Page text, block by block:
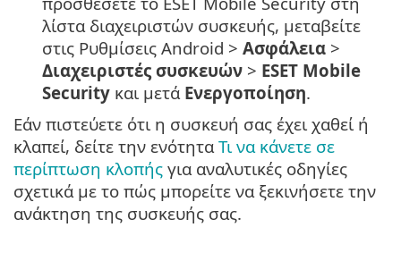
λίστα διαχειριστών συσκευής, μεταβείτε
στις Ρυθμίσεις Android > Ασφάλεια >
Διαχειριστές συσκευών > ESET Mobile
Security και μετά Ενεργοποίηση.
Εάν πιστεύετε ότι η συσκευή σας έχει χαθεί ή
κλαπεί, δείτε την ενότητα Τι να κάνετε σε
περίπτωση κλοπής για αναλυτικές οδηγίες
σχετικά με το πώς μπορείτε να ξεκινήσετε την
ανάκτηση της συσκευής σας.